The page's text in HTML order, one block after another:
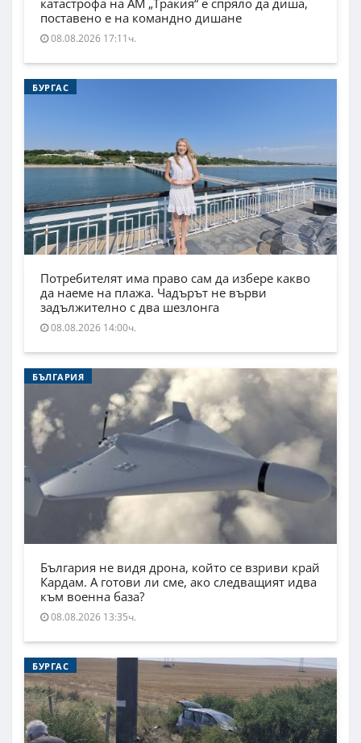
катастрофа на АМ „Тракия“ е спряло да диша,
поставено е на командно дишане
08.08.2026 17:11ч.
БУРГАС
Потребителят има право сам да избере какво
да наеме на плажа. Чадърът не върви
задължително с два шезлонга
08.08.2026 14:00ч.
БЪЛГАРИЯ
България не видя дрона, който се взриви край
Кардам. А готови ли сме, ако следващият идва
към военна база?
08.08.2026 13:35ч.
БУРГАС